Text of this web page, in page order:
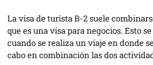
La visa de turista B-2 suele
que es una visa para negocios. Esto
cuando se realiza un viaje en donde
cabo en combinación las dos